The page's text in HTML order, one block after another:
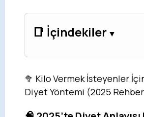
📑 İçindekiler
🥦 Kilo Vermek İsteyenler
Diyet Yöntemi (2025